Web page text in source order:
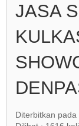
JASA
Diterbitkan